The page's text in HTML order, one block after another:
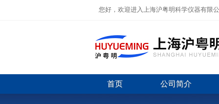
您好，欢迎进入上海沪粤明科学仪器有限公
首页 公司简介